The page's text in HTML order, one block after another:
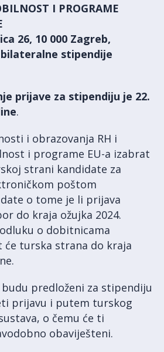
I PROGRAME
26, 10 000 Zagreb,
stipendije
prijave za stipendiju je 22.
.
i obrazovanja RH i
i programe EU-a izabrat
strani kandidate za
poštom
o tome je li prijava
do kraja ožujka 2024.
o dobitnicama
turska strana do kraja
predloženi za stipendiju
prijavu i putem turskog
o čemu će ti
obaviješteni.